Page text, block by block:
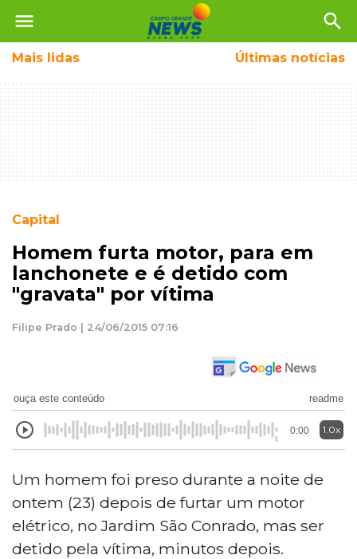
menu search
Mais lidas Últimas notícias
Capital
Homem furta motor, para em
lanchonete e é detido com
"gravata" por vítima
Filipe Prado | 24/06/2015 07:16
ouça este conteúdo readme
0:00 1.0x
Um homem foi preso durante a noite de
ontem (23) depois de furtar um motor
elétrico, no Jardim São Conrado, mas ser
detido pela vítima, minutos depois.